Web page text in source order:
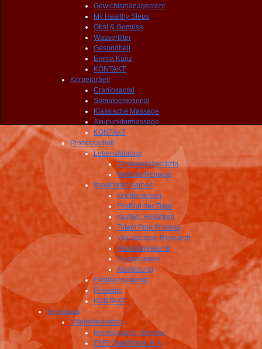
Gewichtsmanagement
My Healthy Steps
Obst & Gemüse
Wasserfilter
Gesundheit
Emma Kunz
KONTAKT
Körperarbeit
Craniosacral
Somatoemotional
Klassische Massage
Akupunkturmassage
KONTAKT
Prozessarbeit
Lebensführung
Zeremonialmedizin
Weltbild/Religion
Imaginationsarbeit
Krafttierreisen
Festival der Tiere
Krafttier Heilarbeit
Totem Pole Process
Visualization Research
Wandlungskunst
Deepimagery
Ausbildung
Familiensysteme
Focusing
KONTAKT
Vergütung
Mitgliedschaften
Homöopathie Schweiz
EMR Qualitätslabel A